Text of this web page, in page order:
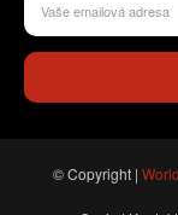
© Copyright |